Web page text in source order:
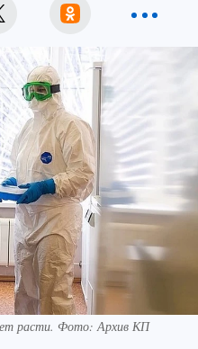
расти. Фото: Архив КП